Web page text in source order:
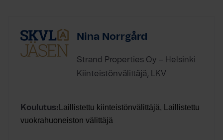
Nina Norrgård
Strand Properties Oy – Helsinki
Kiinteistönvälittäjä, LKV
Koulutus: Laillistettu kiinteistönvälittäjä, Laillistettu
vuokrahuoneiston välittäjä